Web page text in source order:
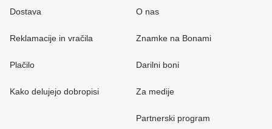
Dostava
Reklamacije in vračila
Plačilo
Kako delujejo dobropisi
O nas
Znamke na Bonami
Darilni boni
Za medije
Partnerski program